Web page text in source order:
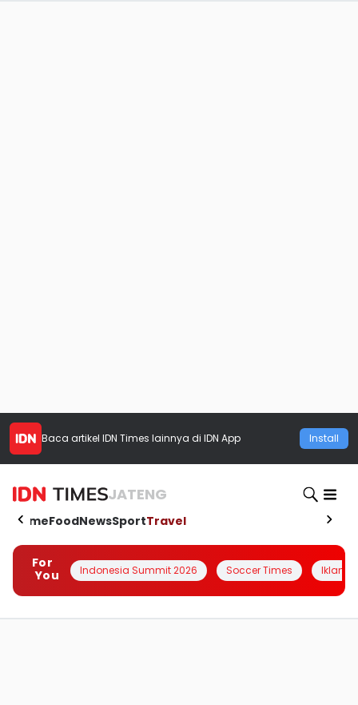
Baca artikel IDN Times lainnya di IDN App Install
JATENG
HomeFoodNewsSportTravel
For
You
Indonesia Summit 2026 Soccer Times Iklanin